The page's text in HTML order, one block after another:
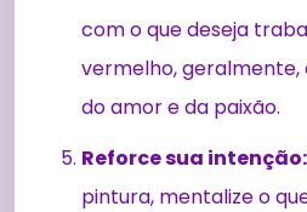
com o que deseja
vermelho, geralmente,
do amor e da paixão.
Reforce sua intenção:
pintura, mentalize o